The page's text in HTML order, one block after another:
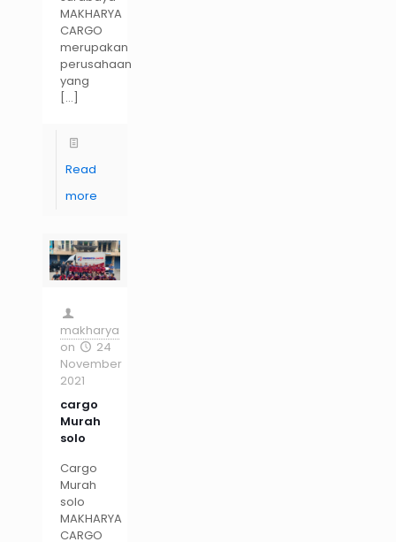
MAKHARYA
CARGO
merupakan
perusahaan
yang
[…]
Read
more
makharya
on
24
November
2021
cargo
Murah
solo
Cargo
Murah
solo
MAKHARYA
CARGO